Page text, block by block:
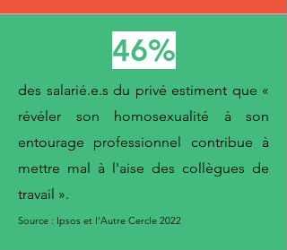
46%
des salarié.e.s du privé estiment que «
révéler son homosexualité à son
entourage professionnel contribue à
mettre mal à l'aise des collègues de
travail ».
Source : Ipsos et l'Autre Cercle 2022